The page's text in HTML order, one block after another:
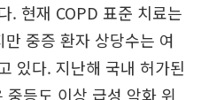
. 현재 COPD 표준 치료는
중증 환자 상당수는 여
있다. 지난해 국내 허가된
등도 이상 급성 악화 위